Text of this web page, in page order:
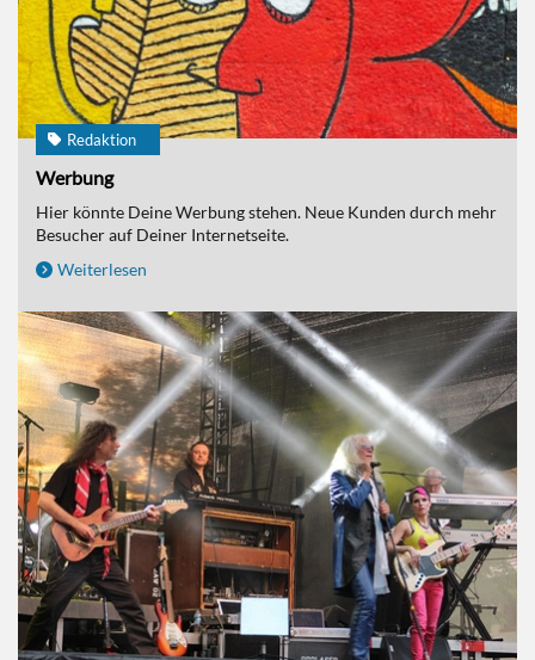
Redaktion
Werbung
Hier könnte Deine Werbung stehen. Neue Kunden durch mehr
Besucher auf Deiner Internetseite.
Weiterlesen